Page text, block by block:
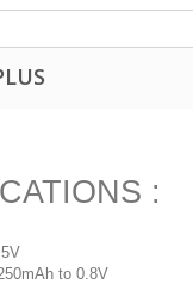
:
to 0.8V